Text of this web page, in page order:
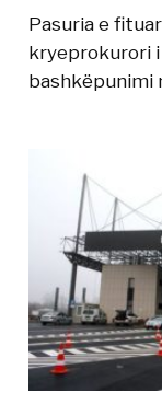
Pasuria e
kryeprokurori
bashkëpunimi